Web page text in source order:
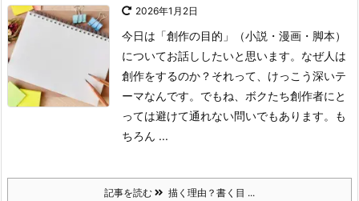
2026年1月2日
今日は「創作の目的」（小説・漫画・脚本）
についてお話ししたいと思います。 なぜ人は
創作をするのか？それって、けっこう深いテ
ーマなんです。でもね、ボクたち創作者にと
っては避けて通れない問いでもあります。
も
ちろん ...
記事を読む 描く理由？書く目 ...